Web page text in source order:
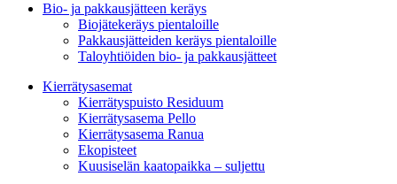
Bio- ja pakkausjätteen keräys
Biojätekeräys pientaloille
Pakkausjätteiden keräys pientaloille
Taloyhtiöiden bio- ja pakkausjätteet
Kierrätysasemat
Kierrätyspuisto Residuum
Kierrätysasema Pello
Kierrätysasema Ranua
Ekopisteet
Kuusiselän kaatopaikka – suljettu